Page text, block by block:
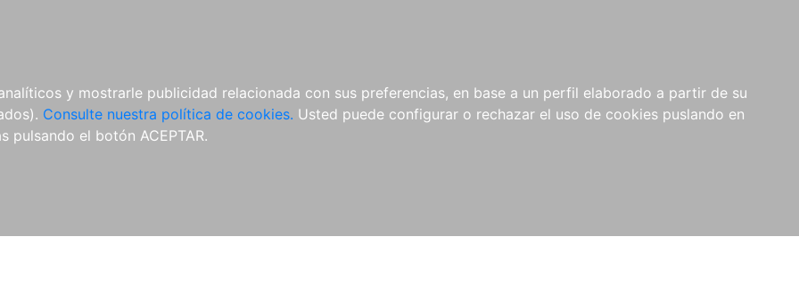
y mostrarle publicidad relacionada con sus preferencias, en base a un perfil elaborado a partir de su
Consulte nuestra política de cookies. Usted puede configurar o rechazar el uso de cookies puslando en
pulsando el botón ACEPTAR.